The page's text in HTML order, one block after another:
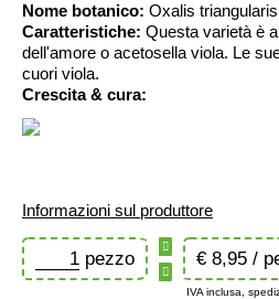
Nome botanico: Oxalis triangularis
Caratteristiche: Questa varietà è
dell'amore o acetosella viola. Le
cuori viola.
Crescita & cura:
Informazioni sul produttore
pezzo € 8,95 /
IVA inclusa,